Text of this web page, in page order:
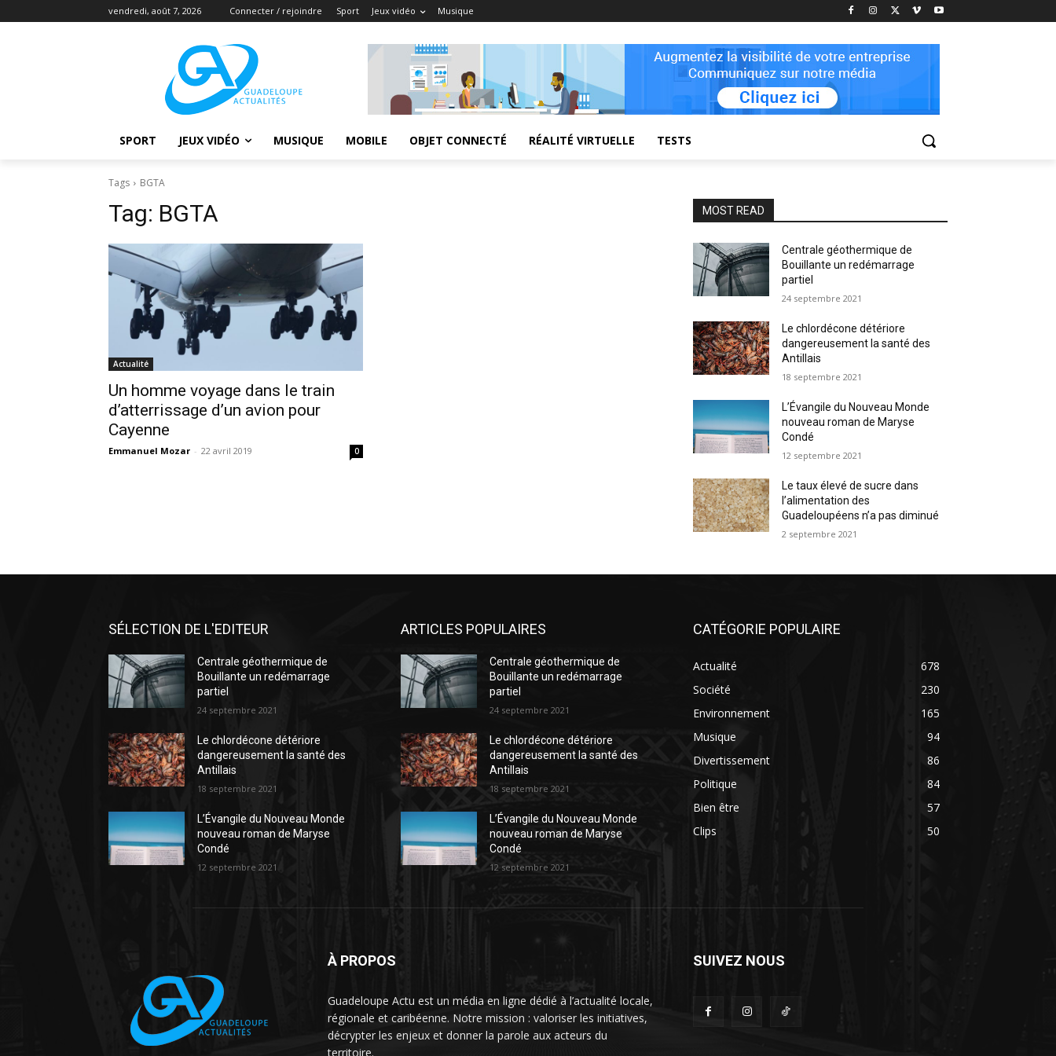
vendredi, août 7, 2026 Connecter / rejoindre Sport Jeux vidéo Musique
SPORT JEUX VIDÉO MUSIQUE MOBILE OBJET CONNECTÉ RÉALITÉ VIRTUELLE TESTS
Tags BGTA
Tag: BGTA
Actualité
Un homme voyage dans le train
d’atterrissage d’un avion pour
Cayenne
Emmanuel Mozar - 22 avril 2019 0
MOST READ
Centrale géothermique de
Bouillante un redémarrage
partiel
24 septembre 2021
Le chlordécone détériore
dangereusement la santé des
Antillais
18 septembre 2021
L’Évangile du Nouveau Monde
nouveau roman de Maryse
Condé
12 septembre 2021
Le taux élevé de sucre dans
l’alimentation des
Guadeloupéens n’a pas diminué
2 septembre 2021
SÉLECTION DE L'EDITEUR
Centrale géothermique de
Bouillante un redémarrage
partiel
24 septembre 2021
Le chlordécone détériore
dangereusement la santé des
Antillais
18 septembre 2021
L’Évangile du Nouveau Monde
nouveau roman de Maryse
Condé
12 septembre 2021
ARTICLES POPULAIRES
Centrale géothermique de
Bouillante un redémarrage
partiel
24 septembre 2021
Le chlordécone détériore
dangereusement la santé des
Antillais
18 septembre 2021
L’Évangile du Nouveau Monde
nouveau roman de Maryse
Condé
12 septembre 2021
CATÉGORIE POPULAIRE
Actualité
678
Société
230
Environnement
165
Musique
94
Divertissement
86
Politique
84
Bien être
57
Clips
50
À PROPOS
Guadeloupe Actu est un média en ligne dédié à l’actualité locale,
régionale et caribéenne. Notre mission : valoriser les initiatives,
décrypter les enjeux et donner la parole aux acteurs du
territoire.
SUIVEZ NOUS